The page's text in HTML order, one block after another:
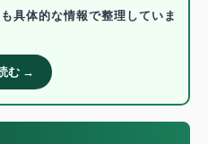
具体的な情報で整理していま
む →